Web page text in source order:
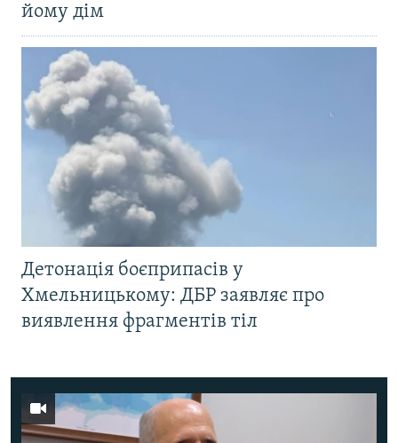
йому дім
Детонація боєприпасів у
Хмельницькому: ДБР заявляє про
виявлення фрагментів тіл